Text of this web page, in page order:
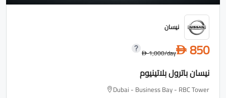
نيسان
D 850
D1,000/day
نيسان باترول بلاتينيوم
Dubai - Business Bay - RBC Tower